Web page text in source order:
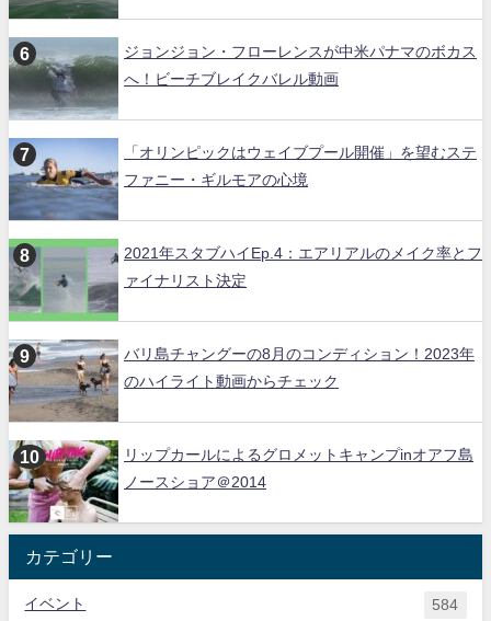
ジョンジョン・フローレンスが中米パナマのボカス
へ！ビーチブレイクバレル動画
「オリンピックはウェイブプール開催」を望むステ
ファニー・ギルモアの心境
2021年スタブハイEp.4：エアリアルのメイク率とフ
ァイナリスト決定
バリ島チャングーの8月のコンディション！2023年
のハイライト動画からチェック
リップカールによるグロメットキャンプinオアフ島
ノースショア＠2014
カテゴリー
イベント 584